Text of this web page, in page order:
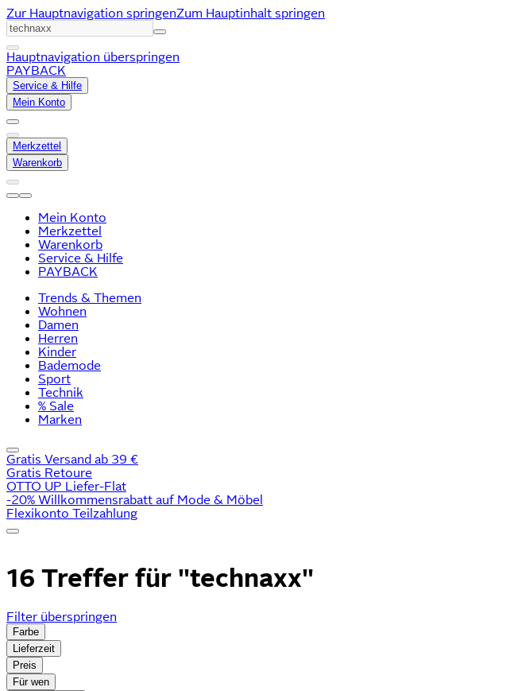
Zur Hauptnavigation springenZum Hauptinhalt springen
Hauptnavigation überspringen
PAYBACK
Service & Hilfe
Mein Konto
Merkzettel
Warenkorb
Mein Konto
Merkzettel
Warenkorb
Service & Hilfe
PAYBACK
Trends & Themen
Wohnen
Damen
Herren
Kinder
Bademode
Sport
Technik
% Sale
Marken
Gratis Versand ab 39 €
Gratis Retoure
OTTO UP Liefer-Flat
-20% Willkommensrabatt auf Mode & Möbel
Flexikonto Teilzahlung
16 Treffer für "technaxx"
Filter überspringen
Farbe
Lieferzeit
Preis
Für wen